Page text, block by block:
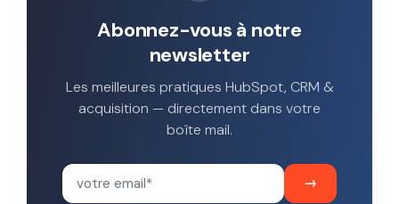
Abonnez-vous à notre
newsletter
Les meilleures pratiques HubSpot, CRM &
acquisition — directement dans votre
boîte mail.